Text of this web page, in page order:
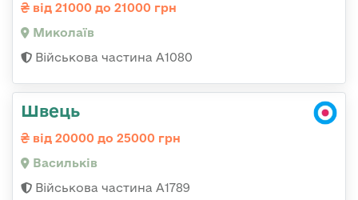
від 21000 до 21000 грн
Миколаїв
Військова частина А1080
Швець
від 20000 до 25000 грн
Васильків
Військова частина А1789